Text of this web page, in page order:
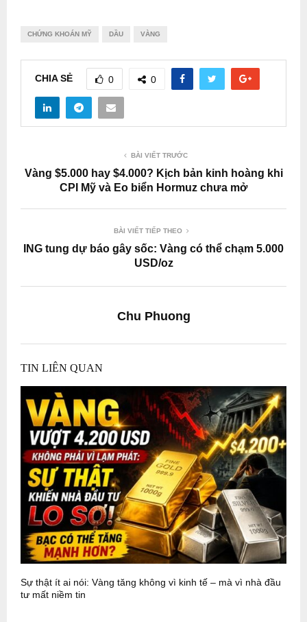
CHỨNG KHOÁN MỸ DẦU VÀNG
CHIA SẺ 0 0
BÀI VIẾT TRƯỚC
Vàng $5.000 hay $4.000? Kịch bản kinh hoàng khi
CPI Mỹ và Eo biển Hormuz chưa mở
BÀI VIẾT TIẾP THEO
ING tung dự báo gây sốc: Vàng có thể chạm 5.000
USD/oz
Chu Phuong
TIN LIÊN QUAN
Sự thật ít ai nói: Vàng tăng không vì kinh tế – mà vì nhà đầu
tư mất niềm tin